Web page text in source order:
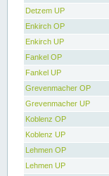
Detzem UP
Enkirch OP
Enkirch UP
Fankel OP
Fankel UP
Grevenmacher OP
Grevenmacher UP
Koblenz OP
Koblenz UP
Lehmen OP
Lehmen UP